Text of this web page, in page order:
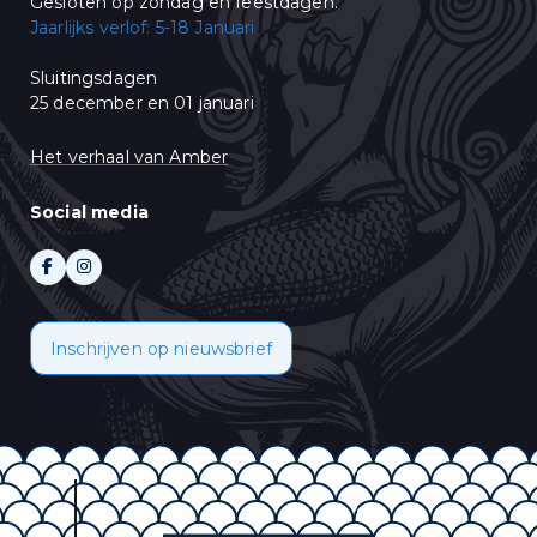
Jaarlijks verlof: 5-18 Januari
Sluitingsdagen
25 december en 01 januari
Het verhaal van Amber
Social media
Inschrijven op nieuwsbrief